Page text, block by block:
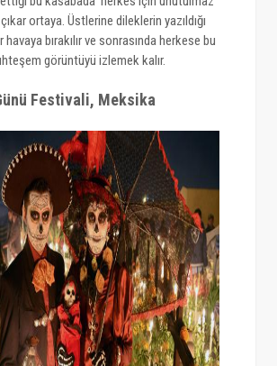
ortaya. Üstlerine dileklerin yazıldığı
bırakılır ve sonrasında herkese bu
görüntüyü izlemek kalır.
Festivali, Meksika